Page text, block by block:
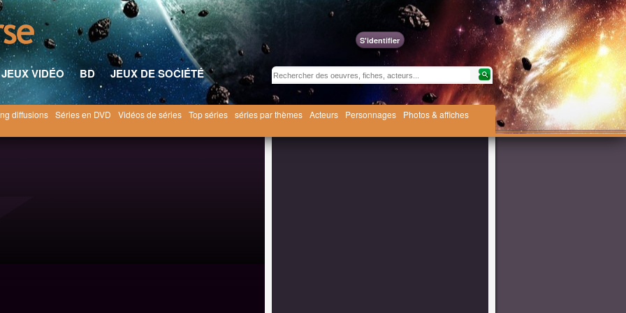
S'identifier
JEUX VIDÉO BD
JEUX DE SOCIÉTÉ
diffusions Séries en DVD Vidéos de séries Top séries séries par thèmes Acteurs Personnages
Photos & affiches